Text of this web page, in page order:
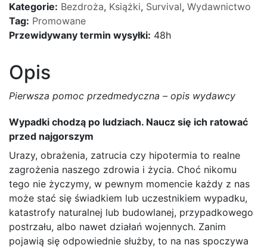
survival,
wojna
Kategorie: Bezdroża, Książki, Survival, Wydawnictwo
Tag: Promowane
Przewidywany termin wysyłki: 48h
Opis
Pierwsza pomoc przedmedyczna – opis wydawcy
Wypadki chodzą po ludziach. Naucz się ich ratować
przed najgorszym
Urazy, obrażenia, zatrucia czy hipotermia to realne
zagrożenia naszego zdrowia i życia. Choć nikomu
tego nie życzymy, w pewnym momencie każdy z nas
może stać się świadkiem lub uczestnikiem wypadku,
katastrofy naturalnej lub budowlanej, przypadkowego
postrzału, albo nawet działań wojennych. Zanim
pojawią się odpowiednie służby, to na nas spoczywa